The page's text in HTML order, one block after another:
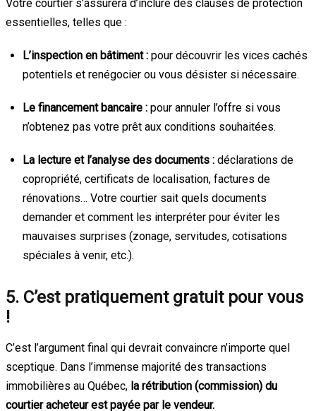
Votre courtier s’assurera d’inclure des clauses de protection
essentielles, telles que :
L’inspection en bâtiment : pour découvrir les vices cachés
potentiels et renégocier ou vous désister si nécessaire.
Le financement bancaire : pour annuler l’offre si vous
n’obtenez pas votre prêt aux conditions souhaitées.
La lecture et l’analyse des documents : déclarations de
copropriété, certificats de localisation, factures de
rénovations… Votre courtier sait quels documents
demander et comment les interpréter pour éviter les
mauvaises surprises (zonage, servitudes, cotisations
spéciales à venir, etc.).
5. C’est pratiquement gratuit pour vous
!
C’est l’argument final qui devrait convaincre n’importe quel
sceptique. Dans l’immense majorité des transactions
immobilières au Québec, la rétribution (commission) du
courtier acheteur est payée par le vendeur.